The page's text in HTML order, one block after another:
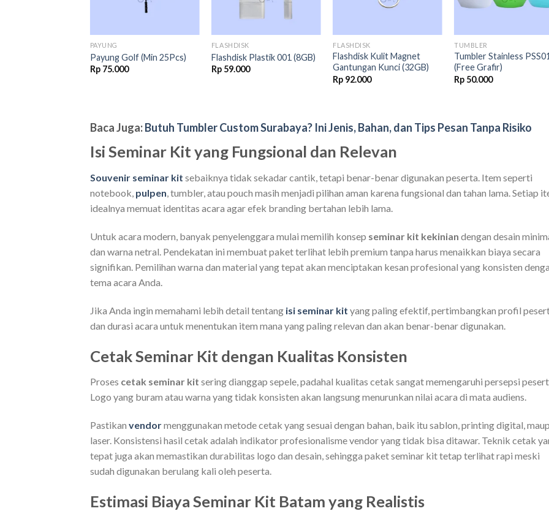
PAYUNG
Payung Golf (Min 25Pcs)
Rp75.000
FLASHDISK
Flashdisk Plastik 001 (8GB)
Rp59.000
FLASHDISK
Flashdisk Kulit Magnet
Gantungan Kunci (32GB)
Rp 92.000
TUMBLER
Tumbler Stainless
(Free Grafir)
Rp 50.000
Baca Juga:Butuh Tumbler Custom Surabaya? Ini Jenis, Bahan, dan Tips Pesan Tanpa Risiko
Isi Seminar Kit yang Fungsional dan Relevan
Souvenir seminar kit sebaiknya tidak sekadar cantik, tetapi benar-benar digunakan peserta. Item seperti
notebook, pulpen, tumbler, atau pouch masih menjadi pilihan aman karena fungsional dan tahan lama. Setiap
idealnya memuat identitas acara agar efek branding bertahan lebih lama.
Untuk acara modern, banyak penyelenggara mulai memilih konsep seminar kit kekinian dengan desain
dan warna netral. Pendekatan ini membuat paket terlihat lebih premium tanpa harus menaikkan biaya secara
signifikan. Pemilihan warna dan material yang tepat akan menciptakan kesan profesional yang konsisten
tema acara Anda.
Jika Anda ingin memahami lebih detail tentang isi seminar kit yang paling efektif, pertimbangkan profil
dan durasi acara untuk menentukan item mana yang paling relevan dan akan benar-benar digunakan.
Cetak Seminar Kit dengan Kualitas Konsisten
Proses cetak seminar kit sering dianggap sepele, padahal kualitas cetak sangat memengaruhi persepsi
Logo yang buram atau warna yang tidak konsisten akan langsung menurunkan nilai acara di mata audiens.
Pastikan vendormenggunakan metode cetak yang sesuai dengan bahan, baik itu sablon, printing digital,
laser. Konsistensi hasil cetak adalah indikator profesionalisme vendor yang tidak bisa ditawar. Teknik cetak
tepat juga akan memastikan durabilitas logo dan desain, sehingga paket seminar kit tetap terlihat rapi meski
sudah digunakan berulang kali oleh peserta.
Estimasi Biaya Seminar Kit Batam yang Realistis